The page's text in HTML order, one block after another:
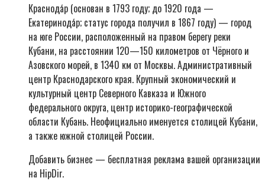
Краснода́р (основан в 1793 году; до 1920 года —
Екатеринода́р; статус города получил в 1867 году) — город
на юге России, расположенный на правом берегу реки
Кубани, на расстоянии 120—150 километров от Чёрного и
Азовского морей, в 1340 км от Москвы. Административный
центр Краснодарского края. Крупный экономический и
культурный центр Северного Кавказа и Южного
федерального округа, центр историко-географической
области Кубань. Неофициально именуется столицей Кубани,
а также южной столицей России.
Добавить бизнес — бесплатная реклама вашей организации
на HipDir.